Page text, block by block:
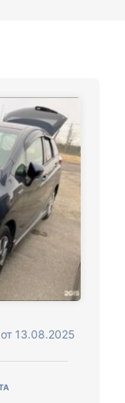
13.08.2025